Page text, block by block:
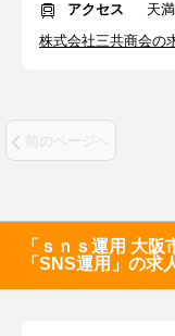
アクセス
天
株式会社三共商会の
前のページへ
「ｓｎｓ運用 大
「SNS運用」の求